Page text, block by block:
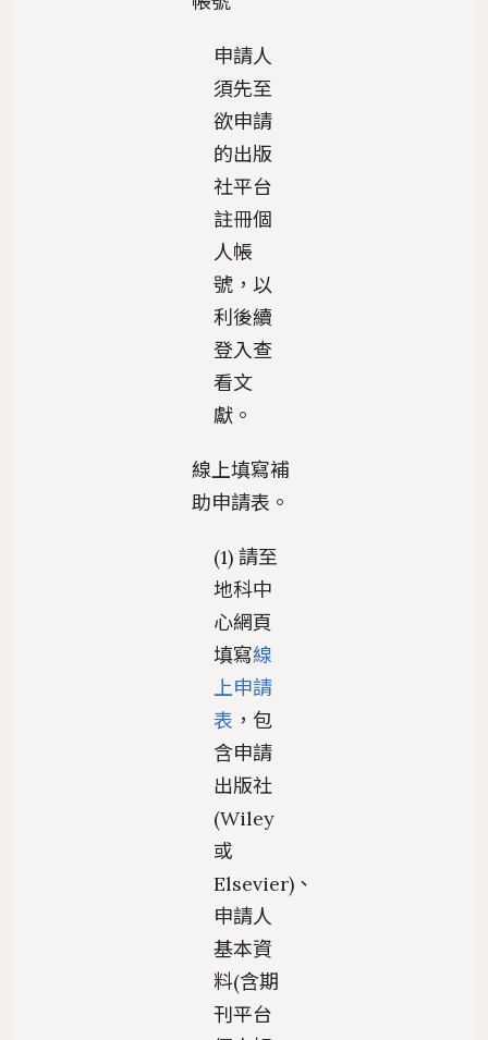
申請人
須先至
欲申請
的出版
社平台
註冊個
人帳
號，以
利後續
登入查
看文
獻。
線上填寫補
助申請表。
(1) 請至
地科中
心網頁
填寫線
上申請
表 ，包
含申請
出版社
(Wiley
或
Elsevier)、
申請人
基本資
料(含期
刊平台